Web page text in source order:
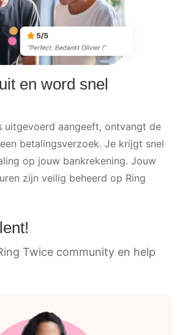
en word snel
uitgevoerd aangeeft, ontvangt de
betalingsverzoek. Je krijgt snel
op jouw bankrekening. Jouw
zijn veilig beheerd op Ring
Twice community en help